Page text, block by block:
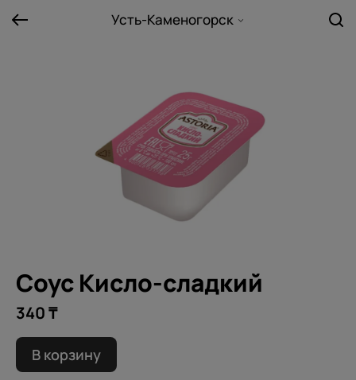
Усть-Каменогорск
Соус Кисло-сладкий
340 ₸
В корзину